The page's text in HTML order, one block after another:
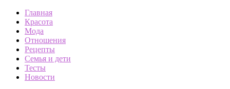
Главная
Красота
Мода
Отношения
Рецепты
Семья и дети
Тесты
Новости